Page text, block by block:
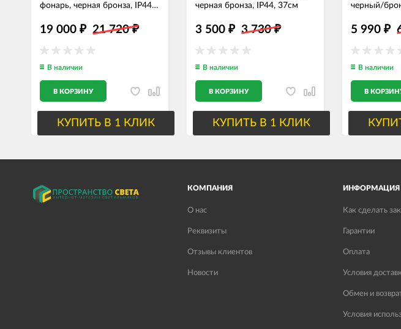
фонарь, черная бронза, IP44,
19 000 ₽ 21 720₽
В наличии
В КОРЗИНУ
КУПИТЬ В 1 КЛИК
черная бронза, IP44, 37см
3 500₽ 3 730₽
В наличии
В КОРЗИНУ
КУПИТЬ В 1 КЛИК
черный/
5 990₽
В наличии
В
КОМПАНИЯ
О нас
Реквизиты
Отзывы клиентов
Новости
ИНФОРМАЦИЯ
Как сделать
Гарантии
Оплата
Условия
Обмен и
Условия